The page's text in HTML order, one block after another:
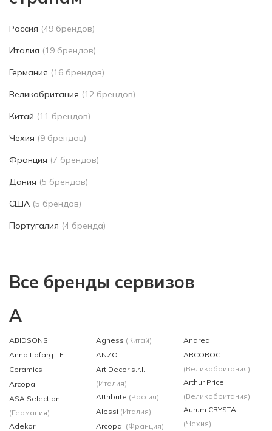
Россия (49 брендов)
Италия (19 брендов)
Германия (16 брендов)
Великобритания (12 брендов)
Китай (11 брендов)
Чехия (9 брендов)
Франция (7 брендов)
Дания (5 брендов)
США (5 брендов)
Португалия (4 бренда)
Все бренды сервизов
A
ABIDSONS
Anna Lafarg LF
Ceramics
Arcоpal
ASA Selection
(Германия)
Adekor
Agness (Китай)
ANZO
Art Decor s.r.l.
(Италия)
Attribute (Россия)
Alessi (Италия)
Arcopal (Франция)
Andrea
ARCOROC
(Великобритания)
Arthur Price
(Великобритания)
Aurum CRYSTAL
(Чехия)